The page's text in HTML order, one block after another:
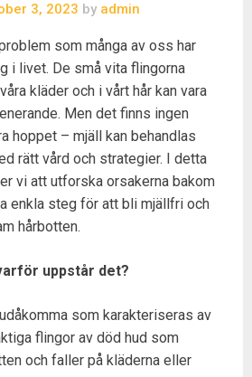
3, 2023 by admin
som många av oss har
i livet. De små vita flingorna
kläder och i vårt hår kan vara
Men det finns ingen
hoppet – mjäll kan behandlas
rätt vård och strategier. I detta
vi att utforska orsakerna bakom
enkla steg för att bli mjällfri och
hårbotten.
uppstår det?
som karakteriseras av
flingor av död hud som
och faller på kläderna eller